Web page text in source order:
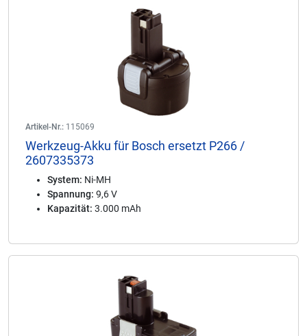
Artikel-Nr.: 115069
Werkzeug-Akku für Bosch ersetzt P266 /
2607335373
System: Ni-MH
Spannung: 9,6 V
Kapazität: 3.000 mAh